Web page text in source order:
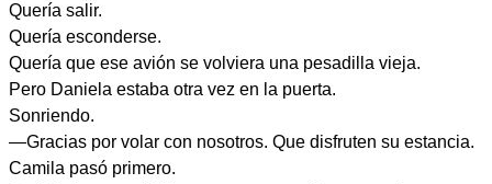
Quería salir.
Quería esconderse.
Quería que ese avión se volviera una pesadilla vieja.
Pero Daniela estaba otra vez en la puerta.
Sonriendo.
—Gracias por volar con nosotros. Que disfruten su estancia.
Camila pasó primero.